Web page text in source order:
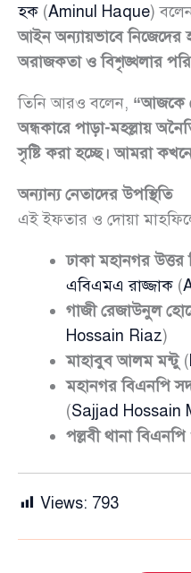
হক (Aminul Haque)
আইন অন্যায়ভাবে নিজেদের
অরাজকতা ও বিশৃঙ্খলার
তিনি আরও বলেন, “আজকে
অন্ধকারে পাড়া-মহল্লায়
সৃষ্টি করা হচ্ছে। আমরা
অন্যান্য নেতাদের উপস্থিতি
এই ইফতার ও দোয়া
ঢাকা মহানগর
এবিএমএ রাজ্জাক (
গাজী রেজাউনুল
Hossain Riaz)
মাহাবুব আলম মন্টু(
মহানগর বিএনপি
(Sajjad Hossain
পল্লবী থানা
Views: 793